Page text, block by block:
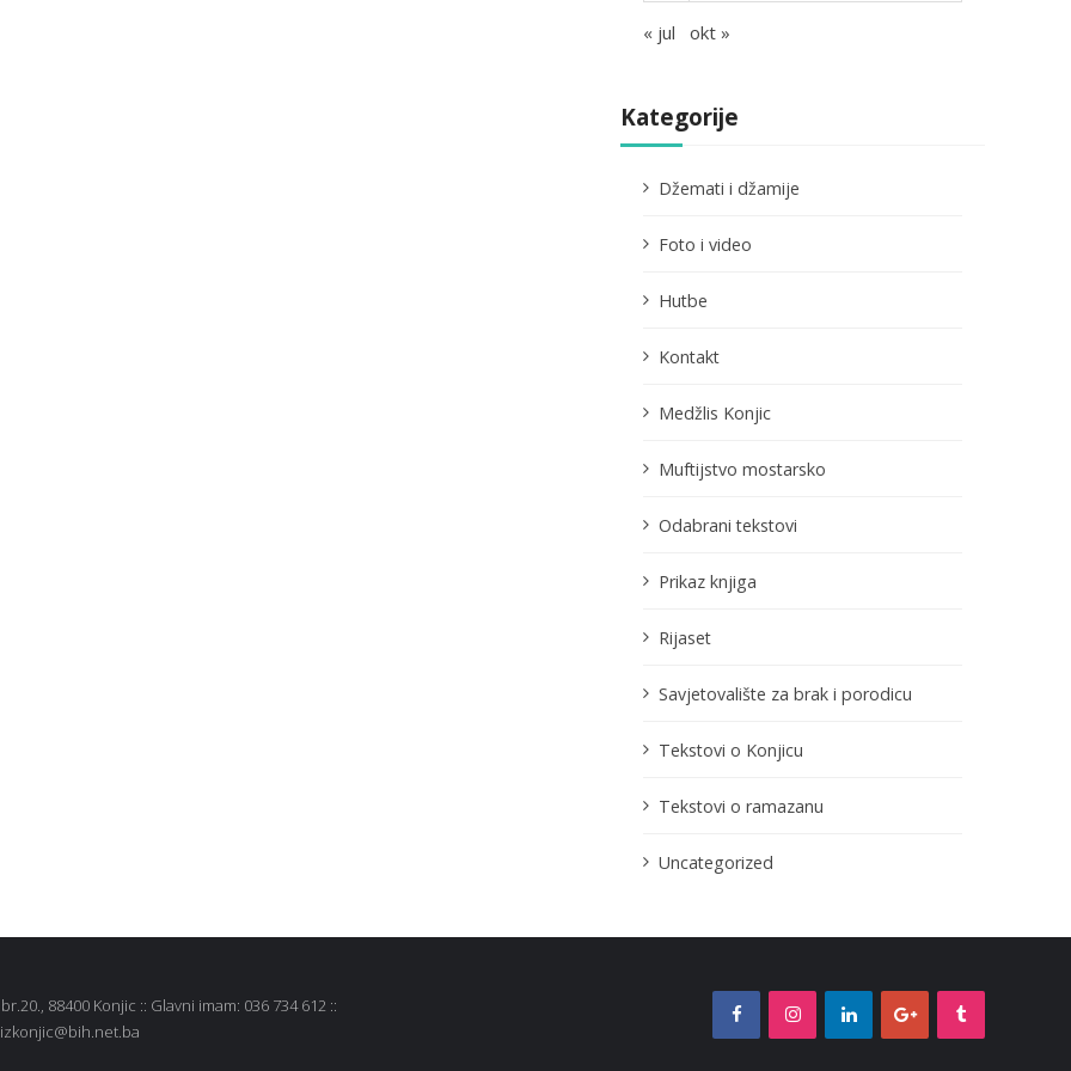
« jul okt »
Kategorije
Džemati i džamije
Foto i video
Hutbe
Kontakt
Medžlis Konjic
Muftijstvo mostarsko
Odabrani tekstovi
Prikaz knjiga
Rijaset
Savjetovalište za brak i porodicu
Tekstovi o Konjicu
Tekstovi o ramazanu
Uncategorized
br.20., 88400 Konjic :: Glavni imam: 036 734 612 ::